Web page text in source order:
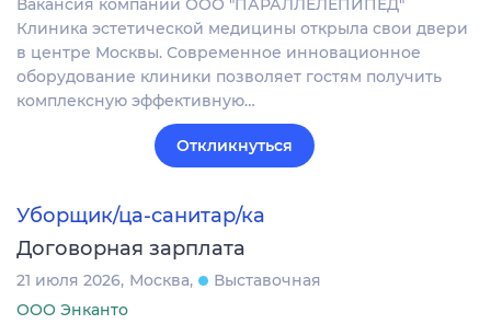
Вакансия компании ООО "ПАРАЛЛЕЛЕПИПЕД"
Клиника эстетической медицины открыла свои двери
в центре Москвы. Современное инновационное
оборудование клиники позволяет гостям получить
комплексную эффективную…
Откликнуться
Уборщик/ца-санитар/ка
Договорная зарплата
21 июля 2026 Москва
Выставочная
ООО Энканто